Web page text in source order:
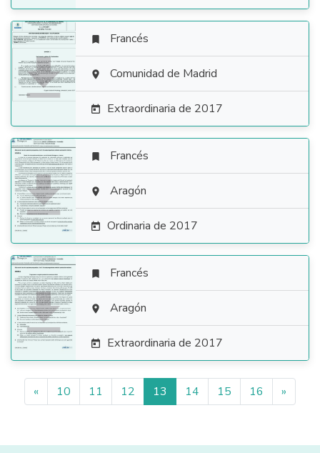

 Francés
 Comunidad de Madrid
 Extraordinaria de 2017

 Francés
 Aragón
 Ordinaria de 2017

 Francés
 Aragón
 Extraordinaria de 2017
« 10 11 12 13 14 15 16 »